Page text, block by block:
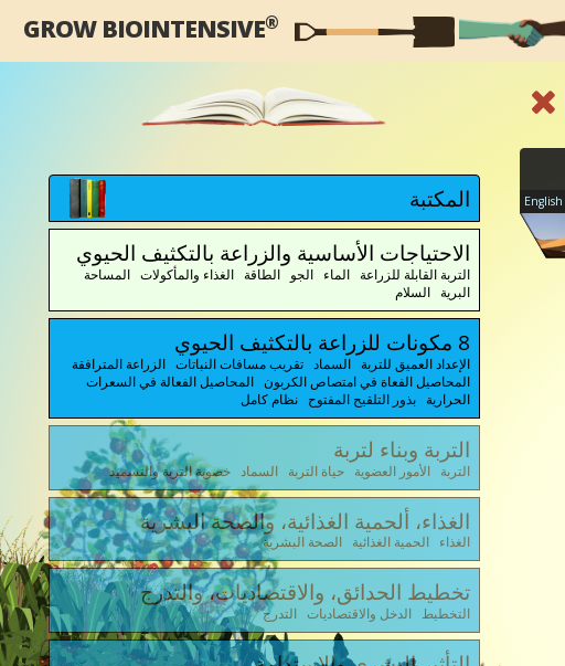
GROW BIOINTENSIVE®
المكتبة
الاحتياجات الأساسية والزراعة بالتكثيف الحيوي
التربة القابلة للزراعة الماء الجو الطاقة الغذاء والمأكولات المساحة
البرية السلام
8 مكونات للزراعة بالتكثيف الحيوي
الإعداد العميق للتربة السماد تقريب مسافات النباتات الزراعة المترافقة
المحاصيل الفعاة في امتصاص الكربون المحاصيل الفعالة في السعرات
الحرارية بذور التلقيح المفتوح نظام كامل
التربة وبناء لتربة
التربة الأمور العضوية حياة التربة السماد خصوبة التربة والتسميد
الغذاء، ألحمية الغذائية، والصحة البشرية
الغذاء الحمية الغذائية الصحة البشرية
تخطيط الحدائق، والاقتصاديات، والتدرج
التخطيط الدخل والاقتصاديات التدرج
English